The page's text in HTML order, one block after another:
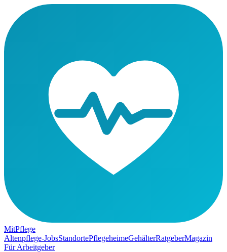
MitPflege
Altenpflege-JobsStandortePflegeheimeGehälterRatgeberMagazin
Für Arbeitgeber